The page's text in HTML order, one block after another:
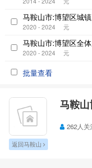
马鞍山市:博望区城
2020 - 2024 元
马鞍山市:博望区全
2020 - 2024 元
批量查看
马鞍
262人关
返回马鞍山